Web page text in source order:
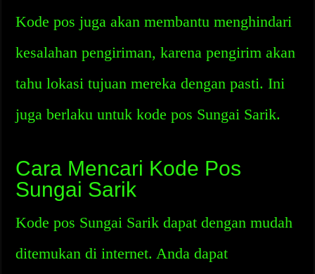
Kode pos juga akan membantu menghindari
kesalahan pengiriman, karena pengirim akan
tahu lokasi tujuan mereka dengan pasti. Ini
juga berlaku untuk kode pos Sungai Sarik.
Cara Mencari Kode Pos
Sungai Sarik
Kode pos Sungai Sarik dapat dengan mudah
ditemukan di internet. Anda dapat